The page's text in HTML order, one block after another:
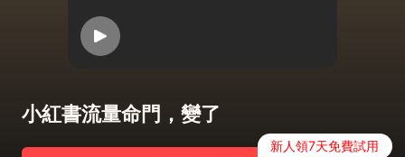
小紅書流量命門，變了
新人領7天免費試用